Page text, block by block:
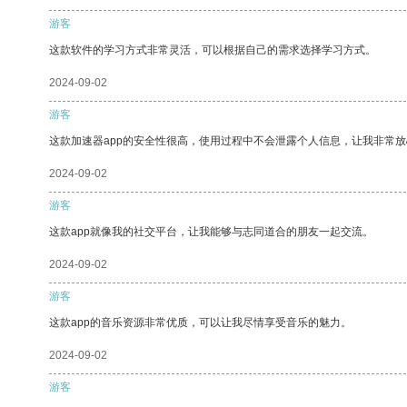
游客
这款软件的学习方式非常灵活，可以根据自己的需求选择学习方式。
2024-09-02
游客
这款加速器app的安全性很高，使用过程中不会泄露个人信息，让我非常
2024-09-02
游客
这款app就像我的社交平台，让我能够与志同道合的朋友一起交流。
2024-09-02
游客
这款app的音乐资源非常优质，可以让我尽情享受音乐的魅力。
2024-09-02
游客